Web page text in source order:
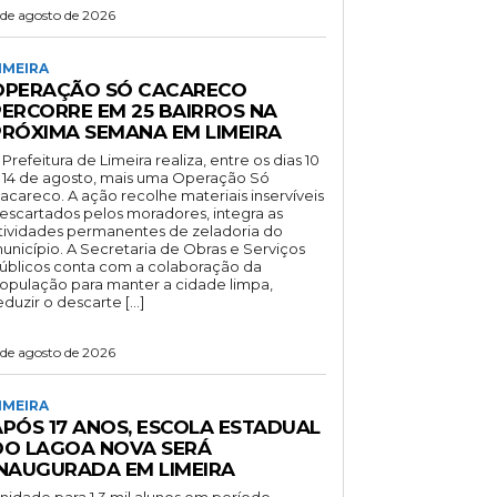
agosto de 2026
SÓ CACARECO
EM 25 BAIRROS NA
SEMANA EM LIMEIRA
Prefeitura de Limeira realiza, entre os dias 10
14 de agosto, mais uma Operação Só
A ação recolhe materiais inservíveis
pelos moradores, integra as
permanentes de zeladoria do
A Secretaria de Obras e Serviços
conta com a colaboração da
para manter a cidade limpa,
o descarte […]
agosto de 2026
17 ANOS, ESCOLA ESTADUAL
LAGOA NOVA SERÁ
EM LIMEIRA